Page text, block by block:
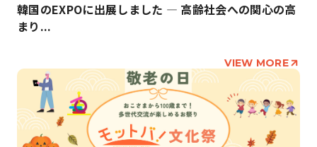
韓国のEXPOに出展しました ― 高齢社会への関心の高
まり...
VIEW MORE